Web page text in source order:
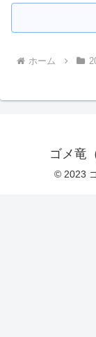
ホーム
ゴメ竜
© 2023